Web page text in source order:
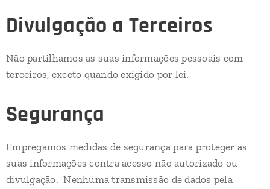
Divulgação a Terceiros
Não partilhamos as suas informações pessoais com
terceiros, exceto quando exigido por lei.
Segurança
Empregamos medidas de segurança para proteger as
suas informações contra acesso não autorizado ou
divulgação. Nenhuma transmissão de dados pela